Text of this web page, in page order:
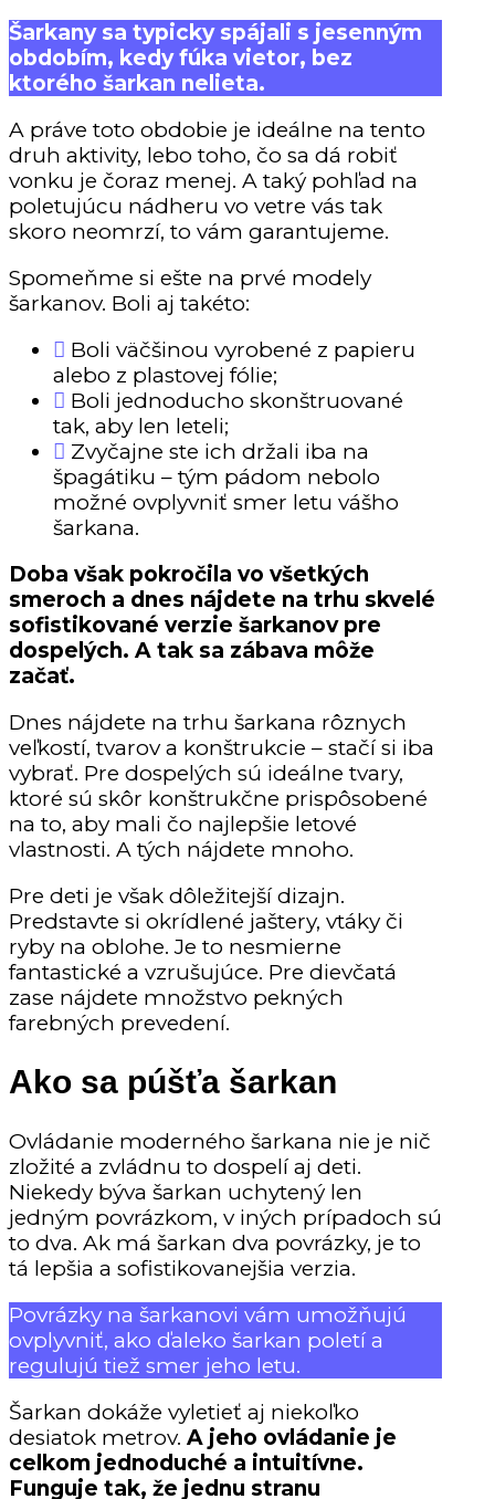
Šarkany sa typicky spájali s jesenným
obdobím, kedy fúka vietor, bez
ktorého šarkan nelieta.
A práve toto obdobie je ideálne na tento
druh aktivity, lebo toho, čo sa dá robiť
vonku je čoraz menej. A taký pohľad na
poletujúcu nádheru vo vetre vás tak
skoro neomrzí, to vám garantujeme.
Spomeňme si ešte na prvé modely
šarkanov. Boli aj takéto:
Boli väčšinou vyrobené z papieru
alebo z plastovej fólie;
Boli jednoducho skonštruované
tak, aby len leteli;
Zvyčajne ste ich držali iba na
špagátiku – tým pádom nebolo
možné ovplyvniť smer letu vášho
šarkana.
Doba však pokročila vo všetkých
smeroch a dnes nájdete na trhu skvelé
sofistikované verzie šarkanov pre
dospelých. A tak sa zábava môže
začať.
Dnes nájdete na trhu šarkana rôznych
veľkostí, tvarov a konštrukcie – stačí si iba
vybrať. Pre dospelých sú ideálne tvary,
ktoré sú skôr konštrukčne prispôsobené
na to, aby mali čo najlepšie letové
vlastnosti. A tých nájdete mnoho.
Pre deti je však dôležitejší dizajn.
Predstavte si okrídlené jaštery, vtáky či
ryby na oblohe. Je to nesmierne
fantastické a vzrušujúce. Pre dievčatá
zase nájdete množstvo pekných
farebných prevedení.
Ako sa púšťa šarkan
Ovládanie moderného šarkana nie je nič
zložité a zvládnu to dospelí aj deti.
Niekedy býva šarkan uchytený len
jedným povrázkom, v iných prípadoch sú
to dva. Ak má šarkan dva povrázky, je to
tá lepšia a sofistikovanejšia verzia.
Povrázky na šarkanovi vám umožňujú
ovplyvniť, ako ďaleko šarkan poletí a
regulujú tiež smer jeho letu.
Šarkan dokáže vyletieť aj niekoľko
desiatok metrov. A jeho ovládanie je
celkom jednoduché a intuitívne.
Funguje tak, že jednu stranu